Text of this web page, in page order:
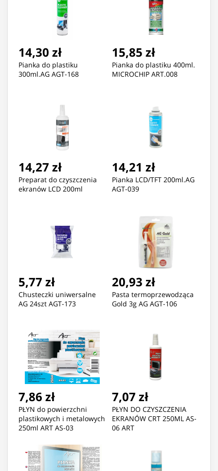
14,30 zł
Pianka do plastiku
300ml.AG AGT-168
15,85 zł
Pianka do plastiku 400ml.
MICROCHIP ART.008
14,27 zł
Preparat do czyszczenia
ekranów LCD 200ml
14,21 zł
Pianka LCD/TFT 200ml.AG
AGT-039
5,77 zł
Chusteczki uniwersalne
AG 24szt AGT-173
20,93 zł
Pasta termoprzewodząca
Gold 3g AG AGT-106
7,86 zł
PŁYN do powierzchni
plastikowych i metalowych
250ml ART AS-03
7,07 zł
PŁYN DO CZYSZCZENIA
EKRANÓW CRT 250ML AS-
06 ART